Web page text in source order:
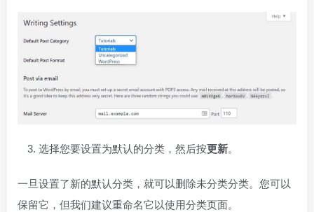
选择您要设置为默认的分类，然后按更新。
一旦设置了新的默认分类，就可以删除未分类分类。您可以
保留它，但我们建议重命名它以使用分类页面。